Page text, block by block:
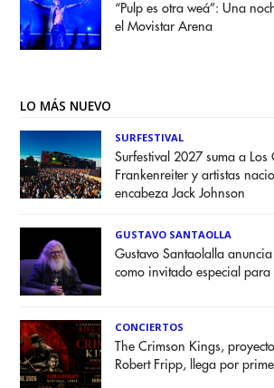
“Pulp es otra weá”: Una
el Movistar Arena
LO MÁS NUEVO
SURFESTIVAL
Surfestival 2027 suma a Los
Frankenreiter y artistas
encabeza Jack Johnson
GUSTAVO SANTAOLLA
Gustavo Santaolalla
como invitado especial
CONCIERTOS
The Crimson Kings,
Robert Fripp, llega por